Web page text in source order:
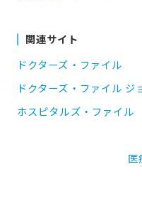
関連サイト
ドクターズ・ファイル
ドクターズ・ファイル ジ
ホスピタルズ・ファイル
医